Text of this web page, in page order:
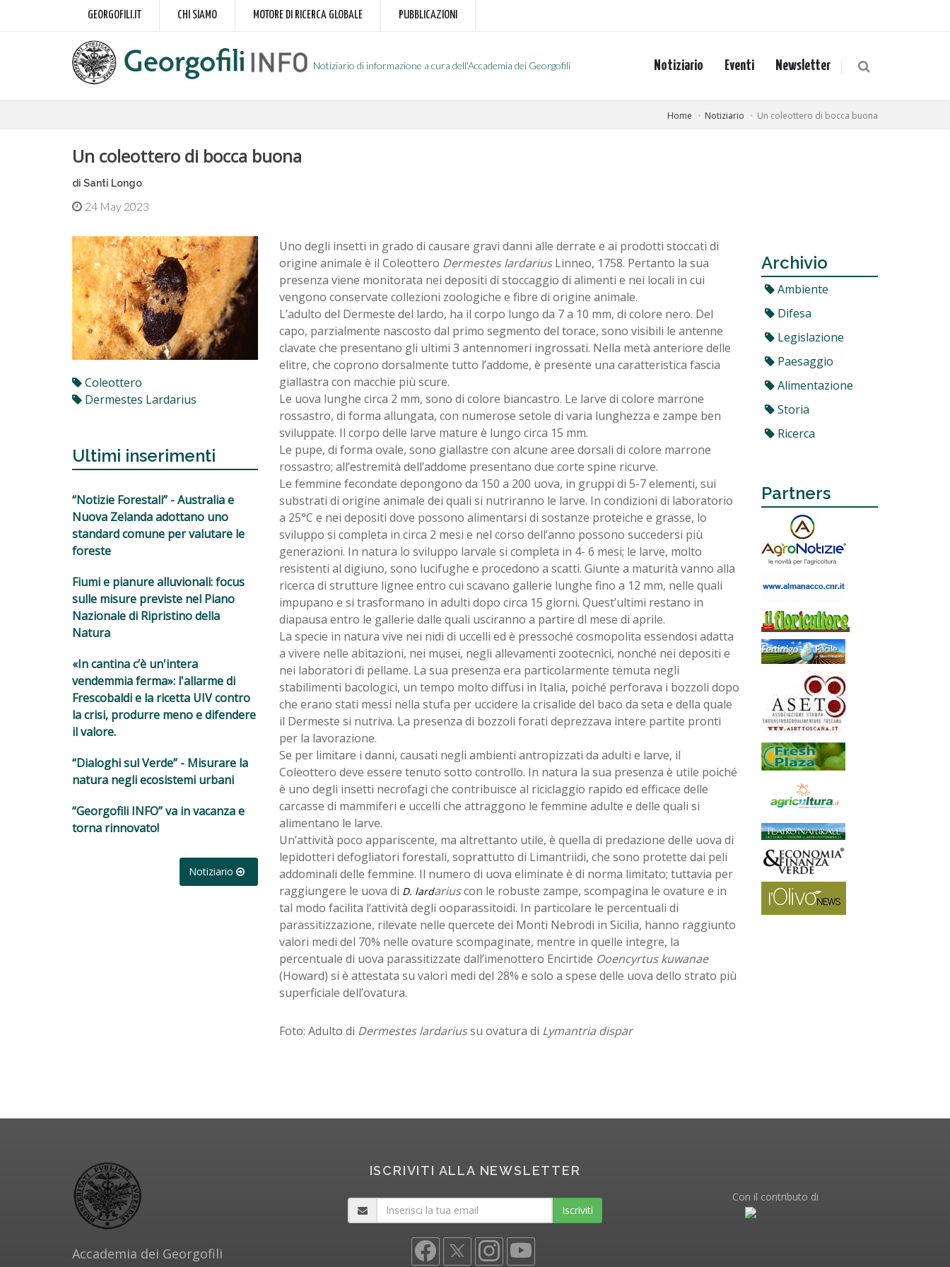
GEORGOFILI.IT CHI SIAMO MOTORE DI RICERCA GLOBALE PUBBLICAZIONI
Notiziario di informazione a cura dell'Accademia dei Georgofili Notiziario Eventi Newsletter
Home Notiziario Un coleottero di bocca buona
Un coleottero di bocca buona
di Santi Longo
24 May 2023
Coleottero
Dermestes Lardarius
Ultimi inserimenti
“Notizie Forestali” - Australia e
Nuova Zelanda adottano uno
standard comune per valutare le
foreste
Fiumi e pianure alluvionali: focus
sulle misure previste nel Piano
Nazionale di Ripristino della
Natura
«In cantina c’è un'intera
vendemmia ferma»: l'allarme di
Frescobaldi e la ricetta UIV contro
la crisi, produrre meno e difendere
il valore.
“Dialoghi sul Verde” - Misurare la
natura negli ecosistemi urbani
“Georgofili INFO” va in vacanza e
torna rinnovato!
Notiziario
Uno degli insetti in grado di causare gravi danni alle derrate e ai prodotti stoccati di
origine animale è il Coleottero Dermestes lardariusLinneo, 1758. Pertanto la sua
presenza viene monitorata nei depositi di stoccaggio di alimenti e nei locali in cui
vengono conservate collezioni zoologiche e fibre di origine animale.
L’adulto del Dermeste del lardo, ha il corpo lungo da 7 a 10 mm, di colore nero. Del
capo, parzialmente nascosto dal primo segmento del torace, sono visibili le antenne
clavate che presentano gli ultimi 3 antennomeri ingrossati. Nella metà anteriore delle
elitre, che coprono dorsalmente tutto l’addome, è presente una caratteristica fascia
giallastra con macchie più scure.
Le uova lunghe circa 2 mm, sono di colore biancastro. Le larve di colore marrone
rossastro, di forma allungata, con numerose setole di varia lunghezza e zampe ben
sviluppate. Il corpo delle larve mature è lungo circa 15 mm.
Le pupe, di forma ovale, sono giallastre con alcune aree dorsali di colore marrone
rossastro; all’estremità dell’addome presentano due corte spine ricurve.
Le femmine fecondate depongono da 150 a 200 uova, in gruppi di 5-7 elementi, sui
substrati di origine animale dei quali si nutriranno le larve. In condizioni di laboratorio
a 25°C e nei depositi dove possono alimentarsi di sostanze proteiche e grasse, lo
sviluppo si completa in circa 2 mesi e nel corso dell’anno possono succedersi più
generazioni. In natura lo sviluppo larvale si completa in 4- 6 mesi; le larve, molto
resistenti al digiuno, sono lucifughe e procedono a scatti. Giunte a maturità vanno alla
ricerca di strutture lignee entro cui scavano gallerie lunghe fino a 12 mm, nelle quali
impupano e si trasformano in adulti dopo circa 15 giorni. Quest’ultimi restano in
diapausa entro le gallerie dalle quali usciranno a partire dl mese di aprile.
La specie in natura vive nei nidi di uccelli ed è pressoché cosmopolita essendosi adatta
a vivere nelle abitazioni, nei musei, negli allevamenti zootecnici, nonché nei depositi e
nei laboratori di pellame. La sua presenza era particolarmente temuta negli
stabilimenti bacologici, un tempo molto diffusi in Italia, poiché perforava i bozzoli dopo
che erano stati messi nella stufa per uccidere la crisalide del baco da seta e della quale
il Dermeste si nutriva. La presenza di bozzoli forati deprezzava intere partite pronti
per la lavorazione.
Se per limitare i danni, causati negli ambienti antropizzati da adulti e larve, il
Coleottero deve essere tenuto sotto controllo. In natura la sua presenza è utile poiché
è uno degli insetti necrofagi che contribuisce al riciclaggio rapido ed efficace delle
carcasse di mammiferi e uccelli che attraggono le femmine adulte e delle quali si
alimentano le larve.
Un’attività poco appariscente, ma altrettanto utile, è quella di predazione delle uova di
lepidotteri defogliatori forestali, soprattutto di Limantriidi, che sono protette dai peli
addominali delle femmine. Il numero di uova eliminate è di norma limitato; tuttavia per
raggiungere le uova di D. lardariuscon le robuste zampe, scompagina le ovature e in
tal modo facilita l’attività degli ooparassitoidi. In particolare le percentuali di
parassitizzazione, rilevate nelle quercete dei Monti Nebrodi in Sicilia, hanno raggiunto
valori medi del 70% nelle ovature scompaginate, mentre in quelle integre, la
percentuale di uova parassitizzate dall’imenottero Encirtide Ooencyrtus kuwanae
(Howard) si è attestata su valori medi del 28% e solo a spese delle uova dello strato più
superficiale dell’ovatura.
Foto: Adulto di Dermestes lardariussu ovatura di Lymantria dispar
Archivio
Ambiente
Difesa
Legislazione
Paesaggio
Alimentazione
Storia
Ricerca
Partners
Accademia dei Georgofili
ISCRIVITI ALLA NEWSLETTER
Iscriviti
Con il contributo di